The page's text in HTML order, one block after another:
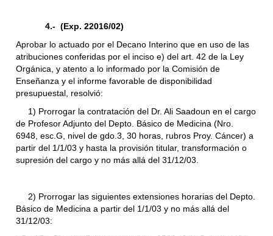
4.- (Exp. 22016/02)
Aprobar lo actuado por el Decano Interino que en uso de las
atribuciones conferidas por el inciso e) del art. 42 de la Ley
Orgánica, y atento a lo informado por la Comisión de
Enseñanza y el informe favorable de disponibilidad
presupuestal, resolvió:
1) Prorrogar la contratación del Dr. Ali Saadoun en el cargo
de Profesor Adjunto del Depto. Básico de Medicina (Nro.
6948, esc.G, nivel de gdo.3, 30 horas, rubros Proy. Cáncer) a
partir del 1/1/03 y hasta la provisión titular, transformación o
supresión del cargo y no más allá del 31/12/03.
2) Prorrogar las siguientes extensiones horarias del Depto.
Básico de Medicina a partir del 1/1/03 y no más allá del
31/12/03: